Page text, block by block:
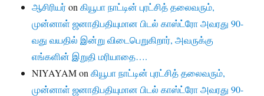
ஆசிரியர்onகியூபா நாட்டின் புரட்சித் தலைவரும்,
முன்னாள் ஜனாதிபதியுமான பிடல் காஸ்ட்ரோ அவரது 90-
வது வயதில் இன்று விடைபெறுகிறார், அவருக்கு
எங்களின் இறுதி மரியாதை….
NIYAYAMonகியூபா நாட்டின் புரட்சித் தலைவரும்,
முன்னாள் ஜனாதிபதியுமான பிடல் காஸ்ட்ரோ அவரது 90-